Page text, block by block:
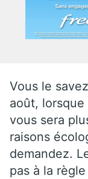
Vous le
août,
vous sera
raisons
demandez.
pas à la